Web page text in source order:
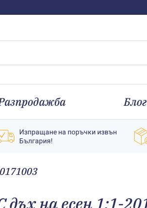
Блог
Изпращане на поръчки извън
България!
дъх на есен 1:1-